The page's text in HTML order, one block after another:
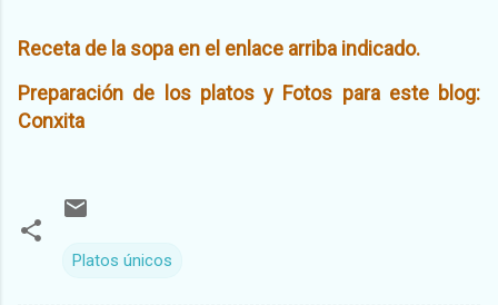
Receta de la sopa en el enlace arriba indicado.
Preparación de los platos y Fotos para este blog:
Conxita
Platos únicos